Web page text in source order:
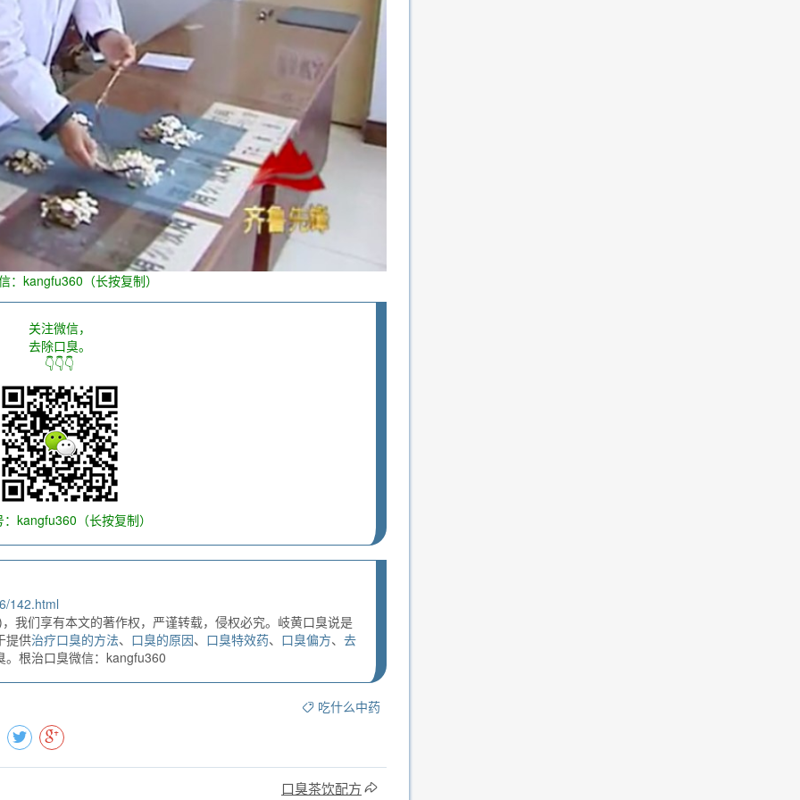
：kangfu360（长按复制）
关注微信，
去除口臭。
👇👇👇
kangfu360（长按复制）
142.html
我们享有本文的著作权，严谨转载，侵权必究。岐黄口臭说是
提供治疗口臭的方法、 口臭的原因、 口臭特效药、 口臭偏方、 去
根治口臭微信：kangfu360
吃什么中药
口臭茶饮配方